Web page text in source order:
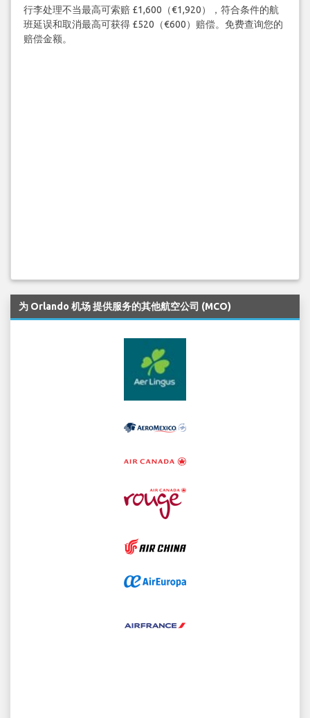
行李处理不当最高可索赔 £1,600（€1,920），符合条件的航
班延误和取消最高可获得 £520（€600）赔偿。免费查询您的
赔偿金额。
为 Orlando 机场 提供服务的其他航空公司 (MCO)